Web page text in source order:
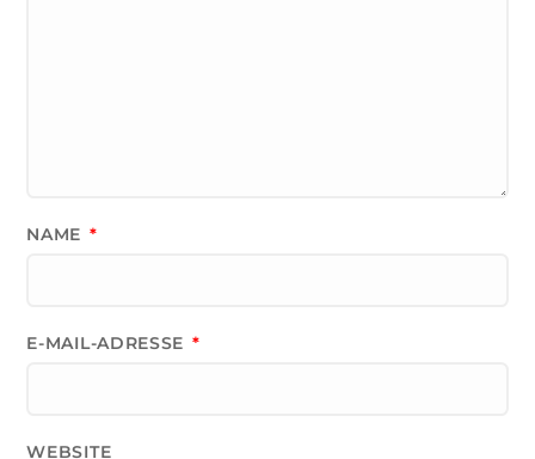
NAME *
E-MAIL-ADRESSE *
WEBSITE